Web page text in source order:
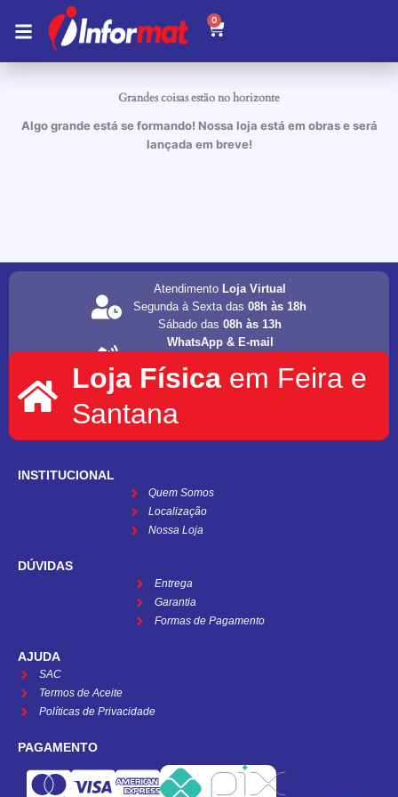
para
conteúdo
Grandes coisas estão no horizonte
Algo grande está se formando! Nossa loja está em obras e será
lançada em breve!
Atendimento Loja Virtual
Segunda à Sexta das08h às 18h
Sábado das08h às 13h
WhatsApp & E-mail
informat.servicos1@gmail.com
Loja Física em Feira e
Santana
INSTITUCIONAL
Quem Somos
Localização
Nossa Loja
DÚVIDAS
Entrega
Garantia
Formas de Pagamento
AJUDA
SAC
Termos de Aceite
Políticas de Privacidade
PAGAMENTO
0
Carrinho